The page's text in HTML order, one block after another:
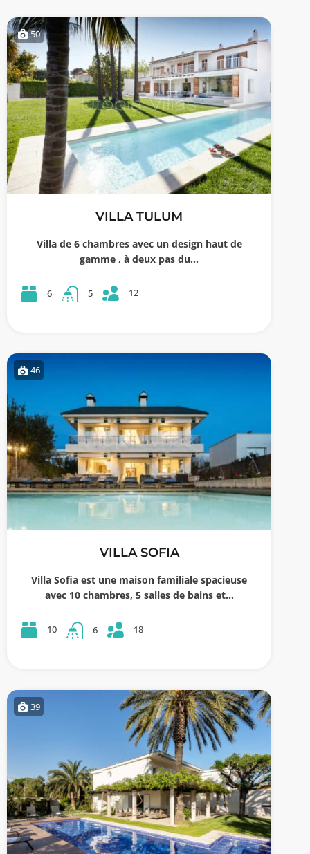
50
VILLA TULUM
Villa de 6 chambres avec un design haut de
gamme , à deux pas du…
6 5 12
46
VILLA SOFIA
Villa Sofia est une maison familiale spacieuse
avec 10 chambres, 5 salles de bains et…
10 6 18
39